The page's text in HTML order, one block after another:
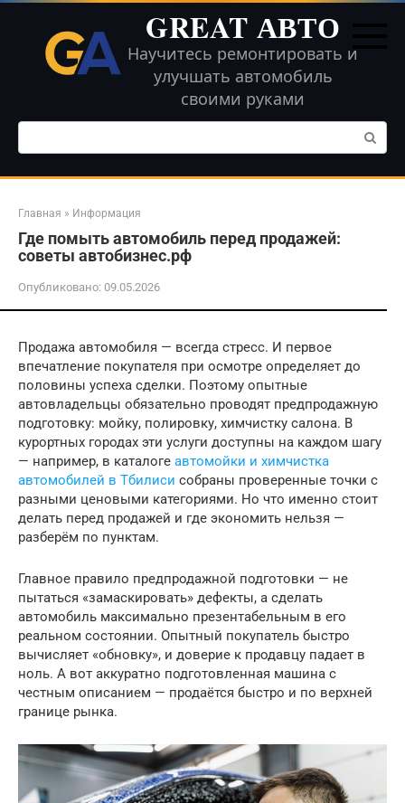
Перейти
контенту
GREAT АВТО
Научитесь ремонтировать и
улучшать автомобиль
своими руками
Поиск:
Главная » Информация
Где помыть автомобиль перед продажей:
советы автобизнес.рф
Опубликовано: 09.05.2026
Продажа автомобиля — всегда стресс. И первое
впечатление покупателя при осмотре определяет до
половины успеха сделки. Поэтому опытные
автовладельцы обязательно проводят предпродажную
подготовку: мойку, полировку, химчистку салона. В
курортных городах эти услуги доступны на каждом шагу
— например, в каталоге автомойки и химчистка
автомобилей в Тбилиси собраны проверенные точки с
разными ценовыми категориями. Но что именно стоит
делать перед продажей и где экономить нельзя —
разберём по пунктам.
Главное правило предпродажной подготовки — не
пытаться «замаскировать» дефекты, а сделать
автомобиль максимально презентабельным в его
реальном состоянии. Опытный покупатель быстро
вычисляет «обновку», и доверие к продавцу падает в
ноль. А вот аккуратно подготовленная машина с
честным описанием — продаётся быстро и по верхней
границе рынка.